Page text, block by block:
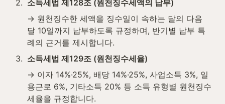
2. 소득세법 제128조 (원천징수세액의 납부)
→ 원천징수한 세액을 징수일이 속하는 달의 다음
달 10일까지 납부하도록 규정하며, 반기별 납부 특
례의 근거를 제시합니다.
3. 소득세법 제129조 (원천징수세율)
→ 이자 14%·25%, 배당 14%·25%, 사업소득 3%, 일
용근로 6%, 기타소득 20% 등 소득 유형별 원천징수
세율을 규정합니다.